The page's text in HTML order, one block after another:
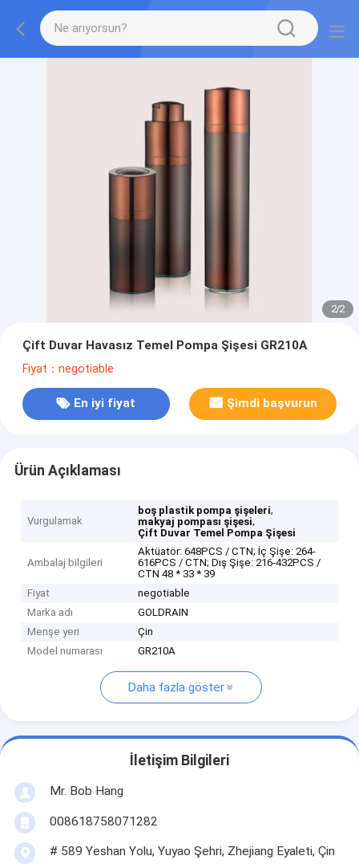
2/2
Çift Duvar Havasız Temel Pompa Şişesi GR210A
Fiyat：negotiable
En iyi fiyat Şimdi başvurun
Ürün Açıklaması
Vurgulamak
boş plastik pompa şişeleri,
makyaj pompası şişesi,
Çift Duvar Temel Pompa Şişesi
Ambalaj bilgileri
Aktüatör: 648PCS / CTN; İç Şişe: 264-
616PCS / CTN; Dış Şişe: 216-432PCS /
CTN 48 * 33 * 39
Fiyat
negotiable
Marka adı
GOLDRAIN
Menşe yeri
Çin
Model numarası
GR210A
Daha fazla göster
İletişim Bilgileri
Mr. Bob Hang
008618758071282
# 589 Yeshan Yolu, Yuyao Şehri, Zhejiang Eyaleti, Çin